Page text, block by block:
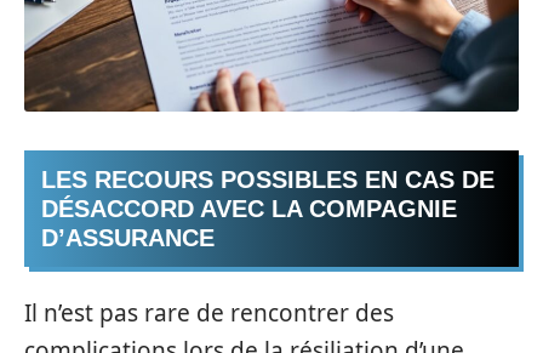
LES RECOURS POSSIBLES EN CAS DE
DÉSACCORD AVEC LA COMPAGNIE
D’ASSURANCE
Il n’est pas rare de rencontrer des